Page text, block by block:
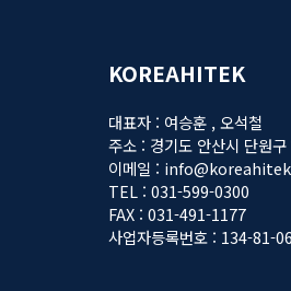
KOREAHITEK
대표자 : 여승훈 , 오석철
주소 : 경기도 안산시 단원
이메일 :
TEL : 031-599-0300
FAX : 031-491-1177
사업자등록번호 : 134-81-